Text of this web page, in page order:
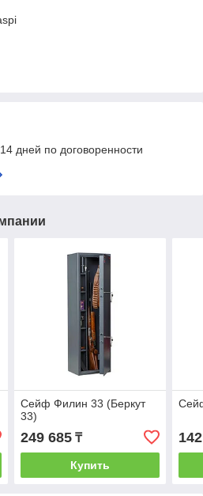
дней по договоренности
Сейф Филин 33 (Беркут
33)
249 685₸
Купить